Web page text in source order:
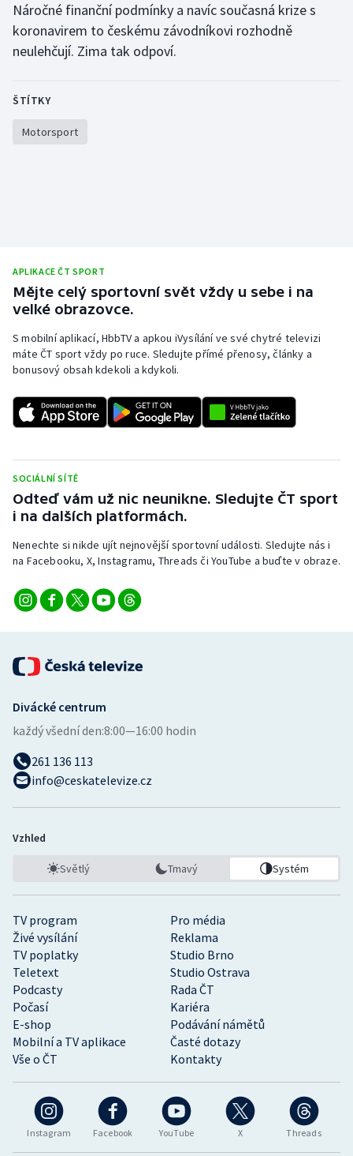
Náročné finanční podmínky a navíc současná krize s
koronavirem to českému závodníkovi rozhodně
neulehčují. Zima tak odpoví.
ŠTÍTKY
Motorsport
APLIKACE ČT SPORT
Mějte celý sportovní svět vždy u sebe i na
velké obrazovce.
S mobilní aplikací, HbbTV a apkou iVysílání ve své chytré televizi
máte ČT sport vždy po ruce. Sledujte přímé přenosy, články a
bonusový obsah kdekoli a kdykoli.
SOCIÁLNÍ SÍTĚ
Odteď vám už nic neunikne. Sledujte ČT sport
i na dalších platformách.
Nenechte si nikde ujít nejnovější sportovní události. Sledujte nás i
na Facebooku, X, Instagramu, Threads či YouTube a buďte v obraze.
Instagram Facebook YouTube X Threads
TV program
Pro média
Živé vysílání
Reklama
TV poplatky
Studio Brno
Teletext
Studio Ostrava
Podcasty
Rada ČT
Počasí
Kariéra
E-shop
Podávání námětů
Mobilní a TV aplikace
Časté dotazy
Vše o ČT
Kontakty
Divácké centrum
každý všední den:8:00—16:00 hodin
261 136 113
info@ceskatelevize.cz
Vzhled
Světlý Tmavý Systém